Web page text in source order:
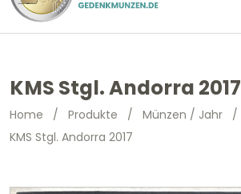
KMS Stgl. Andorra 2017
Home / Produkte / Münzen / Jahr /
KMS Stgl. Andorra 2017